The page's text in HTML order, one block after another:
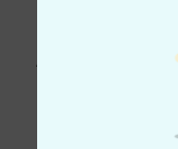
Mit Klick auf „Jetzt
Werbung und einer
Abmeldung ist